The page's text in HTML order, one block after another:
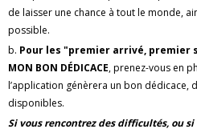
de laisser une chance à tout le monde,
possible.
b. Pour les "premier arrivé, premier
MON BON DÉDICACE, prenez-vous en
l’application génèrera un bon dédicace,
disponibles.
Si vous rencontrez des difficultés, ou si